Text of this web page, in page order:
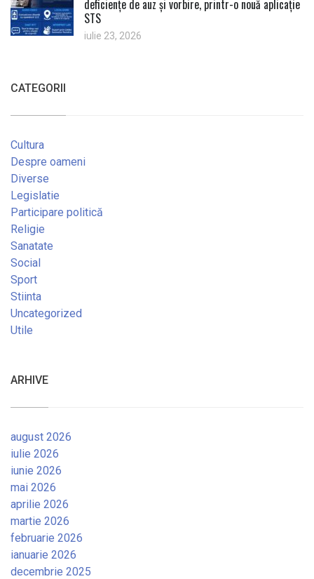
deficiențe de auz și vorbire, printr-o nouă aplicație
STS
iulie 23, 2026
CATEGORII
Cultura
Despre oameni
Diverse
Legislatie
Participare politică
Religie
Sanatate
Social
Sport
Stiinta
Uncategorized
Utile
ARHIVE
august 2026
iulie 2026
iunie 2026
mai 2026
aprilie 2026
martie 2026
februarie 2026
ianuarie 2026
decembrie 2025